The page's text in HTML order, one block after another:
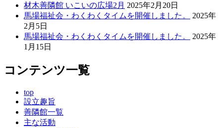
材木善隣館 いこいの広場2月 2025年2月20日
馬場福祉会・わくわくタイムを開催しました。
2025年
2月5日
馬場福祉会・わくわくタイムを開催しました。
2025年
1月15日
コンテンツ一覧
top
設立趣旨
善隣館一覧
主な活動